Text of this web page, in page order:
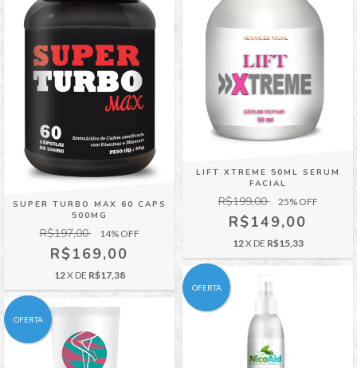
SUPER TURBO MAX 60 CAPS
500MG
R$197,00 14% OFF
R$169,00
12X DE R$17,38
LIFT XTREME 50ML SERUM
FACIAL
R$199,00 25% OFF
R$149,00
12X DE R$15,33
OFERTA
OFERTA